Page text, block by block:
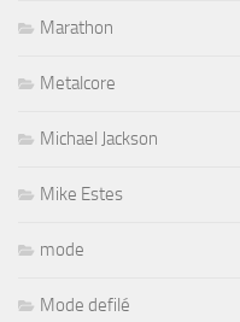
Marathon
Metalcore
Michael Jackson
Mike Estes
mode
Mode defilé